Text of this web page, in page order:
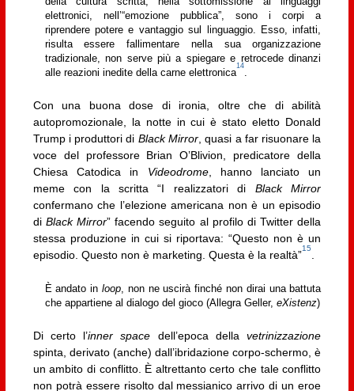
elettronici, nell’“emozione pubblica”, sono i corpi a
riprendere potere e vantaggio sul linguaggio. Esso, infatti,
risulta essere fallimentare nella sua organizzazione
tradizionale, non serve più a spiegare e retrocede dinanzi
alle reazioni inedite della carne elettronica
14
.
Con una buona dose di ironia, oltre che di abilità
autopromozionale, la notte in cui è stato eletto Donald
Trump i produttori di Black Mirror, quasi a far risuonare la
voce del professore Brian O’Blivion, predicatore della
Chiesa Catodica in Videodrome, hanno lanciato un
meme con la scritta “I realizzatori di Black Mirror
confermano che l’elezione americana non è un episodio
di Black Mirror” facendo seguito al profilo di Twitter della
stessa produzione in cui si riportava: “Questo non è un
episodio. Questo non è marketing. Questa è la realtà”
15
.
È andato inloop , non ne uscirà finché non dirai una battuta
che appartiene al dialogo del gioco (Allegra Geller, eXistenz)
Di certo l’inner space dell’epoca dellavetrinizzazione
spinta, derivato (anche) dall’ibridazione corpo-schermo, è
un ambito di conflitto. È altrettanto certo che tale conflitto
non potrà essere risolto dal messianico arrivo di un eroe